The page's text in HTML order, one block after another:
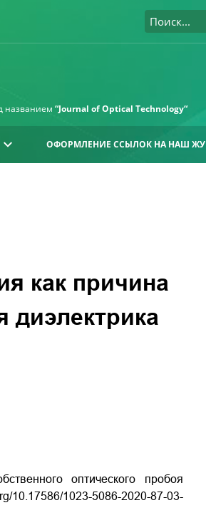
названием “Journal of Optical Technology“
ОФОРМЛЕНИЕ ССЫЛОК НА НАШ
как причина
диэлектрика
оптического пробоя
10.17586/1023-5086-2020-87-03-